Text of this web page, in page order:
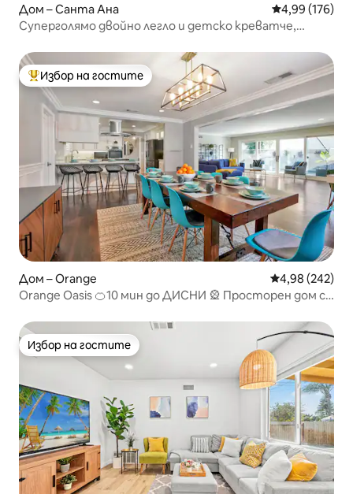
Дом – Санта Ана Средна
4,99 (176)
Суперголямо двойно легло и детско креватче,
Най-популярен избор на гостите
Избор на гостите
Дом – Orange Средна
4,98 (242)
Orange Oasis 🍊10 мин до ДИСНИ 🎡 Просторен дом с
Избор на гостите
Избор на гостите